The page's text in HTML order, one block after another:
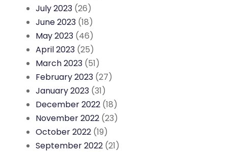
July 2023 (26)
June 2023 (18)
May 2023 (46)
April 2023 (25)
March 2023 (51)
February 2023 (27)
January 2023 (31)
December 2022 (18)
November 2022 (23)
October 2022 (19)
September 2022 (21)